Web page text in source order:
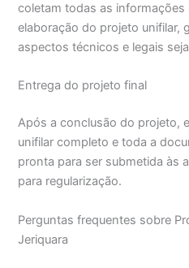
coletam todas as informações
elaboração do projeto unifilar,
aspectos técnicos e legais
Entrega do projeto final
Após a conclusão do projeto,
unifilar completo e toda a
pronta para ser submetida às
para regularização.
Perguntas frequentes sobre
Jeriquara